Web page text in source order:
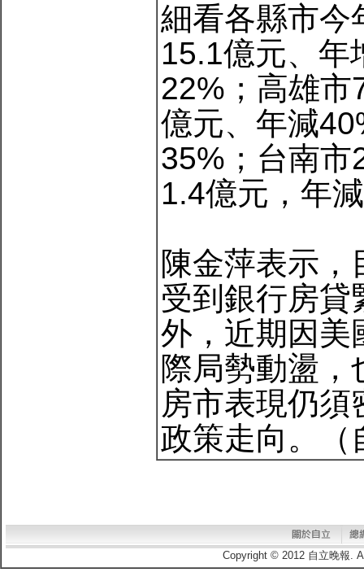
細看各縣市今
15.1億元、年
22%；高雄市
億元、年減
35%；台南市
1.4億元，年
陳金萍表示
受到銀行房貸
外，近期因美
際局勢動盪
房市表現仍
政策走向。（
Copyright © 2012 自立晚報.